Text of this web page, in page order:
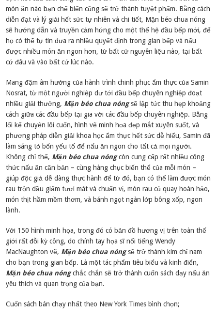
món ăn nào bạn chế biến cũng sẽ trở thành tuyệt phẩm. Bằng cách
diễn đạt và lý giải hết sức tự nhiên và chi tiết, Mặn béo chua nóng
sẽ hướng dẫn và truyền cảm hứng cho một thế hệ đầu bếp mới, để
họ có thể tự tin đưa ra nhiều quyết định trong gian bếp và nấu
được nhiều món ăn ngon hơn, từ bất cứ nguyên liệu nào, tại bất
cứ đâu và vào bất cứ lúc nào.
Mang đậm âm hưởng của hành trình chinh phục ẩm thực của Samin
Nosrat, từ một người nghiệp dư tới đầu bếp chuyên nghiệp đoạt
nhiều giải thưởng, Mặn béo chua nóngsẽ lập tức thu hẹp khoảng
cách giữa các đầu bếp tại gia với các đầu bếp chuyên nghiệp. Bằng
lối kể chuyện lôi cuốn, hình vẽ minh họa đẹp mắt xuyên suốt, và
phương pháp diễn giải khoa học ẩm thực hết sức dễ hiểu, Samin đã
làm sáng tỏ bốn yếu tố để nấu ăn ngon cho tất cả mọi người.
Không chỉ thế, Mặn béo chua nóngcòn cung cấp rất nhiều công
thức nấu ăn căn bản – cùng hàng chục biến thể của mỗi món –
giúp độc giả dễ dàng thực hành để từ đó, bạn có thể làm được món
rau trộn dầu giấm tươi mát và chuẩn vị, món rau củ quay hoàn hảo,
món thịt hầm mềm thơm, và bánh ngọt ngàn lớp bông xốp, ngon
lành.
Với 150 hình minh họa, trong đó có bản đồ hương vị trên toàn thế
giới rất đỗi kỳ công, do chính tay họa sĩ nổi tiếng Wendy
MacNaughton vẽ, Mặn béo chua nóngsẽ trở thành kim chỉ nam
cho bạn trong gian bếp. Là một tác phẩm tiêu biểu và kinh điển,
Mặn béo chua nóngchắc chắn sẽ trở thành cuốn sách dạy nấu ăn
yêu thích và quan trọng của bạn.
Cuốn sách bán chạy nhất theo New York Times bình chọn;